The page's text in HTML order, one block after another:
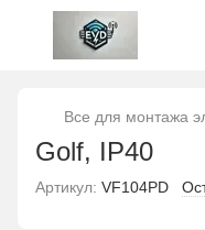
Все для монтажа
Golf, IP40
Артикул: VF104PD